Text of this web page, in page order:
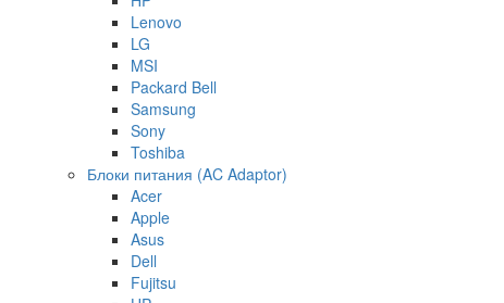
Lenovo
LG
MSI
Packard Bell
Samsung
Sony
Toshiba
Блоки питания (AC Adaptor)
Acer
Apple
Asus
Dell
Fujitsu